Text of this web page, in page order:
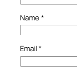
Name *
Email*